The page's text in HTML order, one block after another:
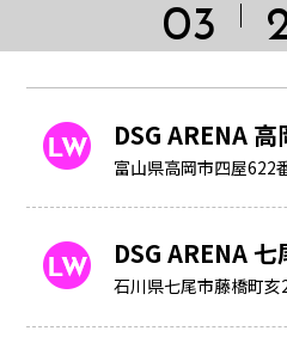
03
DSG ARENA 高
富山県高岡市四屋622
DSG ARENA 七
石川県七尾市藤橋町亥